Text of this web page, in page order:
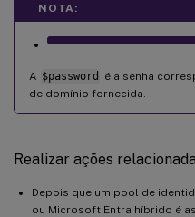
NOTA:
A $password
é a senha
de domínio fornecida.
Realizar ações
Depois que um pool de
ou Microsoft Entra híbrido é